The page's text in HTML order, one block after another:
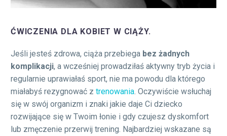
ĆWICZENIA DLA KOBIET W CIĄŻY.
Jeśli jesteś zdrowa, ciąża przebiega bez żadnych
komplikacji, a wcześniej prowadziłaś aktywny tryb życia i
regularnie uprawiałaś sport, nie ma powodu dla którego
miałabyś rezygnować z trenowania . Oczywiście wsłuchaj
się w swój organizm i znaki jakie daje Ci dziecko
rozwijające się w Twoim łonie i gdy czujesz dyskomfort
lub zmęczenie przerwij trening. Najbardziej wskazane są